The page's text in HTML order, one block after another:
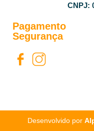
CNPJ:
Pagamento
Segurança
Desenvolvido por